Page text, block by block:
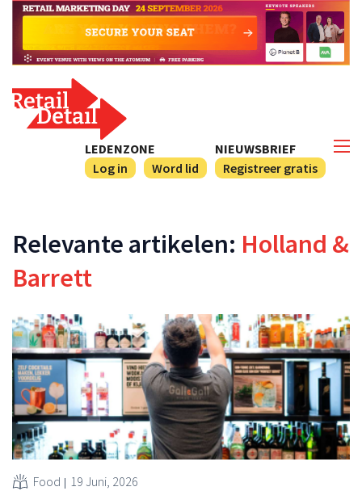
NIEUWSBRIEF
Registreer gratis
LEDENZONE
Log in
Word lid
Relevante artikelen: Holland &
Barrett
Food 19 Juni, 2026